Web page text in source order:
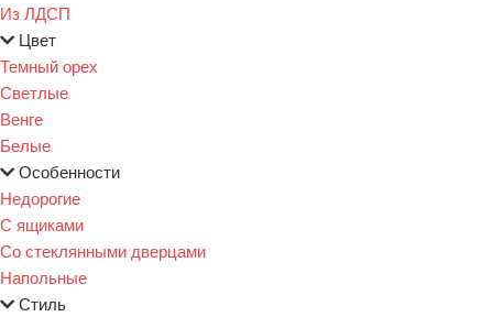
Из ЛДСП
Цвет
Темный орех
Светлые
Венге
Белые
Особенности
Недорогие
С ящиками
Со стеклянными дверцами
Напольные
Стиль